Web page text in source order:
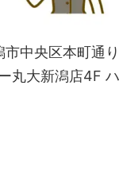
中央区本町通り
丸大新潟店4F ハ